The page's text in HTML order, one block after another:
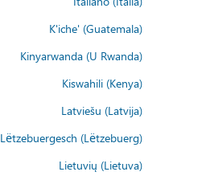
K'iche' (Guatemala)
Kinyarwanda (U Rwanda)
Kiswahili (Kenya)
Latviešu (Latvija)
Lëtzebuergesch (Lëtzebuerg)
Lietuvių (Lietuva)